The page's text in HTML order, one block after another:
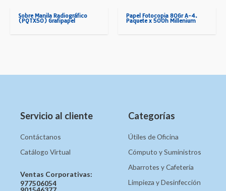
Sobre Manila Radiográfico
(PQTX50) Grafipapel
Papel Fotocopia 80Gr A-4.
Paquete x 500h Millenium
Servicio al cliente
Contáctanos
Catálogo Virtual
Ventas Corporativas:
977506054
Categorías
Útiles de Oficina
Cómputo y Suministros
Abarrotes y Cafetería
Limpieza y Desinfección